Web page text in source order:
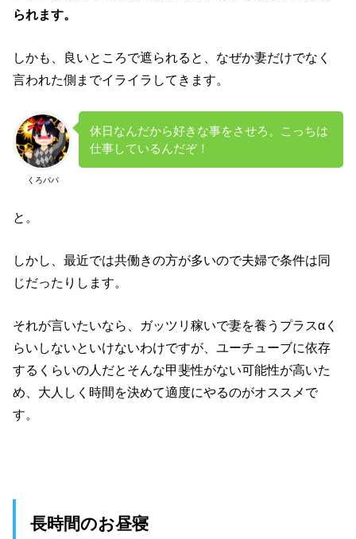
られます。
しかも、良いところで遮られると、なぜか妻だけでなく
言われた側までイライラしてきます。
くろパパ
休日なんだから好きな事をさせろ。こっちは
仕事しているんだぞ！
と。
しかし、最近では共働きの方が多いので夫婦で条件は同
じだったりします。
それが言いたいなら、ガッツリ稼いで妻を養うプラスαく
らいしないといけないわけですが、ユーチューブに依存
するくらいの人だとそんな甲斐性がない可能性が高いた
め、大人しく時間を決めて適度にやるのがオススメで
す。
長時間のお昼寝